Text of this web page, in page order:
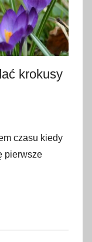
krokusy
czasu kiedy
pierwsze